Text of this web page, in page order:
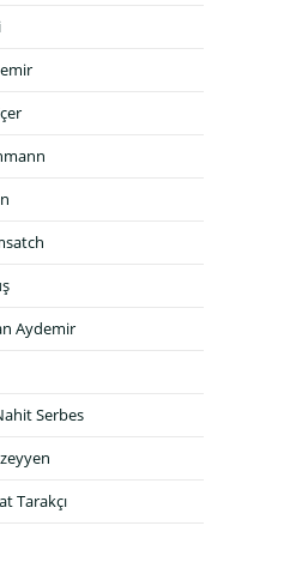
Aydemir
Serbes
Tarakçı